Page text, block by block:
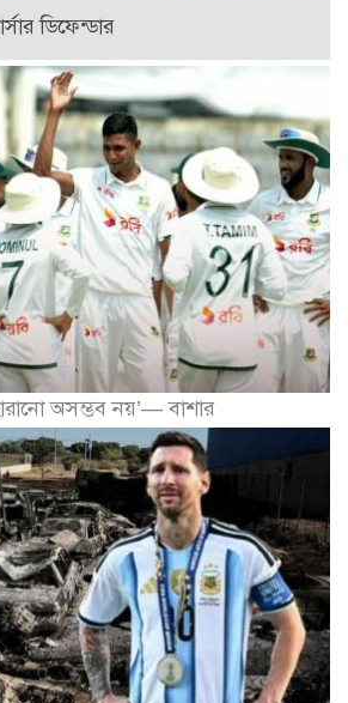
ডিফেন্ডার
অসম্ভব নয়’— বাশার